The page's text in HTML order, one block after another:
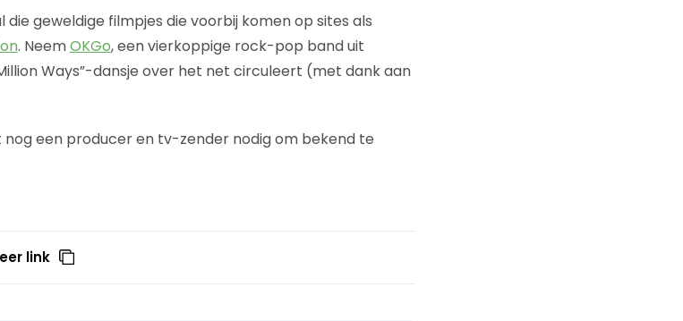
die geweldige filmpjes die voorbij komen op sites als
. NeemOKGo, een vierkoppige rock-pop band uit
Ways”-dansje over het net circuleert (met dank aan
een producer en tv-zender nodig om bekend te
link